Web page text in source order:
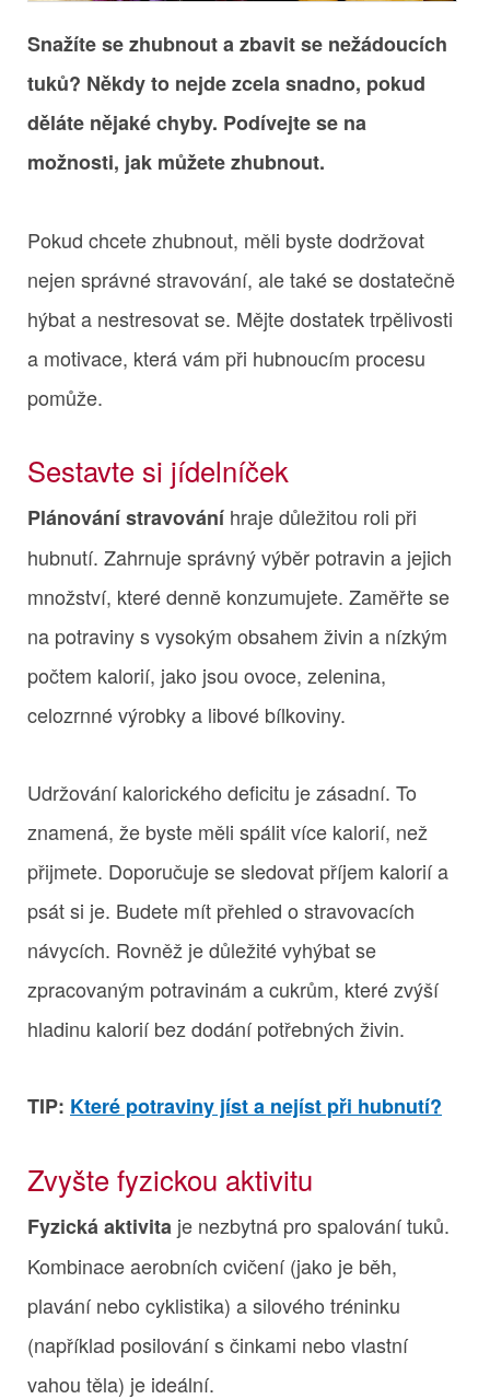
Snažíte se zhubnout a zbavit se nežádoucích
tuků? Někdy to nejde zcela snadno, pokud
děláte nějaké chyby. Podívejte se na
možnosti, jak můžete zhubnout.
Pokud chcete zhubnout, měli byste dodržovat
nejen správné stravování, ale také se dostatečně
hýbat a nestresovat se. Mějte dostatek trpělivosti
a motivace, která vám při hubnoucím procesu
pomůže.
Sestavte si jídelníček
Plánování stravování hraje důležitou roli při
hubnutí. Zahrnuje správný výběr potravin a jejich
množství, které denně konzumujete. Zaměřte se
na potraviny s vysokým obsahem živin a nízkým
počtem kalorií, jako jsou ovoce, zelenina,
celozrnné výrobky a libové bílkoviny.
Udržování kalorického deficitu je zásadní. To
znamená, že byste měli spálit více kalorií, než
přijmete. Doporučuje se sledovat příjem kalorií a
psát si je. Budete mít přehled o stravovacích
návycích. Rovněž je důležité vyhýbat se
zpracovaným potravinám a cukrům, které zvýší
hladinu kalorií bez dodání potřebných živin.
TIP: Které potraviny jíst a nejíst při hubnutí?
Zvyšte fyzickou aktivitu
Fyzická aktivita je nezbytná pro spalování tuků.
Kombinace aerobních cvičení (jako je běh,
plavání nebo cyklistika) a silového tréninku
(například posilování s činkami nebo vlastní
vahou těla) je ideální.